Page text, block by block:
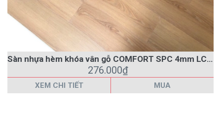
Sàn nhựa hèm khóa vân gỗ COMFORT SPC 4mm LC412
276.000₫
XEM CHI TIẾT MUA